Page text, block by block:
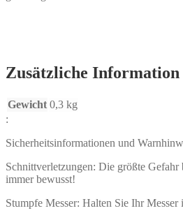
Zusätzliche Information
Gewicht 0,3 kg
:
Sicherheitsinformationen und
Schnittverletzungen: Die größte
immer bewusst!
Stumpfe Messer: Halten Sie Ihr